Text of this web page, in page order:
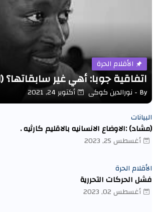
الأقلام الحرة
اتفاقية جوبا: أهي غير سابقاتها؟ (١)
By - نورالدين كوكى
أكتوبر 24, 2021
البيانات
(مشاد) :الاوضاع الانسانيه بالاقليم كارثيه .
أغسطس 25, 2023
الأقلام الحرة
فشل الحركات التحررية
أغسطس 02, 2023